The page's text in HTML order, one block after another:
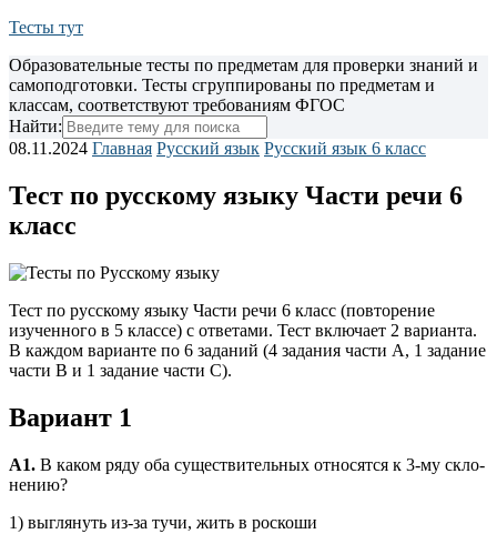
Тесты тут
Образовательные тесты по предметам для проверки знаний и
самоподготовки. Тесты сгруппированы по предметам и
классам, соответствуют требованиям ФГОС
Найти:
08.11.2024 Главная Русский язык Русский язык 6 класс
Тест по русскому языку Части речи 6
класс
Тест по русскому языку Части речи 6 класс (повторение
изученного в 5 классе) с ответами. Тест включает 2 варианта.
В каждом варианте по 6 заданий (4 задания части А, 1 задание
части В и 1 задание части С).
Вариант 1
A1. В каком ряду оба существительных относятся к 3-му скло­
нению?
1) выглянуть из-за тучи, жить в роскоши